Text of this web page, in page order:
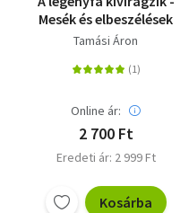
Mesék és elbeszélések
Tamási Áron
Online ár:
2 700 Ft
Eredeti ár: 2 999 Ft
Kosárba